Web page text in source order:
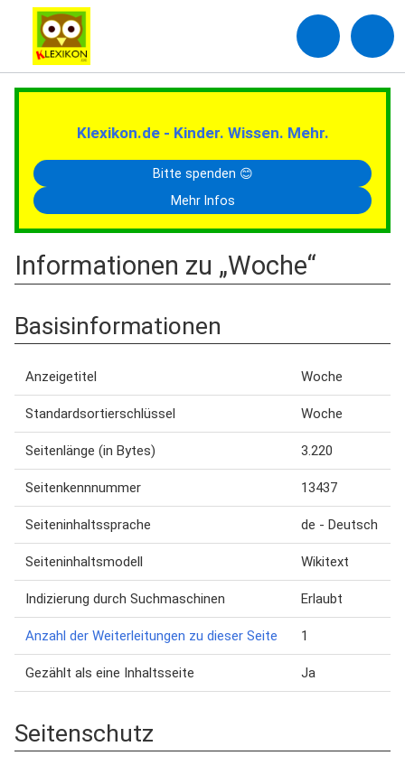
Klexikon.de - Kinder. Wissen. Mehr.
Bitte spenden 😊
Mehr Infos
Informationen zu „Woche“
Basisinformationen
Anzeigetitel Woche
Standardsortierschlüssel Woche
Seitenlänge (in Bytes) 3.220
Seitenkennnummer 13437
Seiteninhaltssprache de - Deutsch
Seiteninhaltsmodell Wikitext
Indizierung durch Suchmaschinen Erlaubt
Anzahl der Weiterleitungen zu dieser Seite 1
Gezählt als eine Inhaltsseite Ja
Seitenschutz